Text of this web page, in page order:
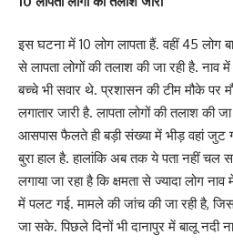
इस घटना में 10 लोग लापता हैं. वहीं 45 लोग
से लापता लोगों की तलाश की जा रही है. नाव
बच्चे भी सवार थे. प्रशासन की टीम मौके पर
लगातार जारी है. लापता लोगों की तलाश की
आसपास फैलते ही बड़ी संख्या में भीड़ वहां जुट
बुरा हाल है. हालांकि अब तक ये पता नहीं चल
लगाया जा रहा है कि क्षमता से ज्यादा लोग
में पलट गई. मामले की जांच की जा रही है,
जा सके. पिछले दिनों भी दानापुर में बालू नदी